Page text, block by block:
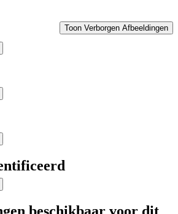
Toon Verborgen Afbeeldingen